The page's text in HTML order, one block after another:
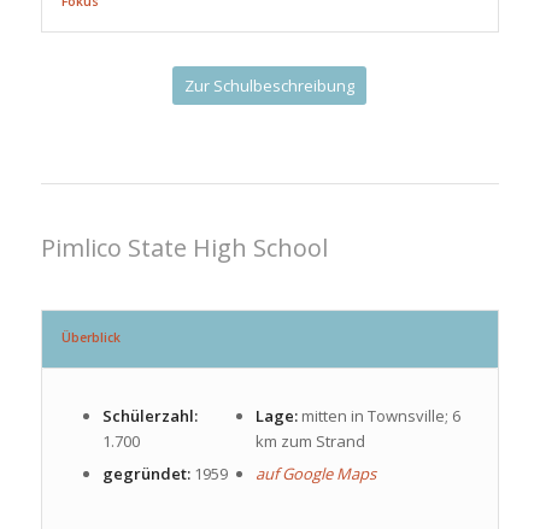
Zur Schulbeschreibung
Pimlico State High School
Überblick
Schülerzahl:
1.700
gegründet:1959
Lage: mitten in Townsville; 6
km zum Strand
auf Google Maps